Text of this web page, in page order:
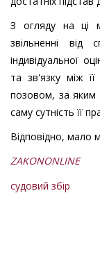
З огляду на ці
звільненні від
індивідуальної
та зв'язку між
позовом, за яким
саму сутність її
Відповідно, мало
ZAKONONLINE
судовий збір